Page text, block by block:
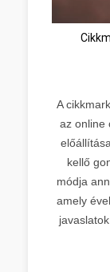
A
az online
kellő
módja
amely